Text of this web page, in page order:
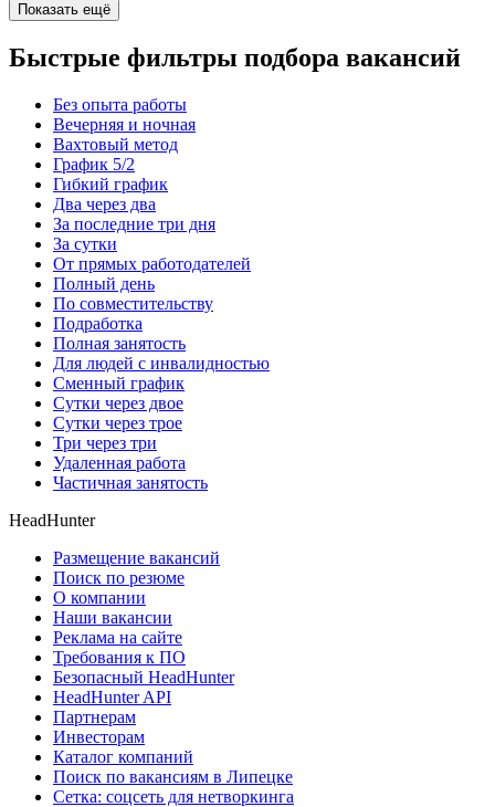
Показать ещё
Быстрые фильтры подбора вакансий
Без опыта работы
Вечерняя и ночная
Вахтовый метод
График 5/2
Гибкий график
Два через два
За последние три дня
За сутки
От прямых работодателей
Полный день
По совместительству
Подработка
Полная занятость
Для людей с инвалидностью
Сменный график
Сутки через двое
Сутки через трое
Три через три
Удаленная работа
Частичная занятость
HeadHunter
Размещение вакансий
Поиск по резюме
О компании
Наши вакансии
Реклама на сайте
Требования к ПО
Безопасный HeadHunter
HeadHunter API
Партнерам
Инвесторам
Каталог компаний
Поиск по вакансиям в Липецке
Сетка: соцсеть для нетворкинга